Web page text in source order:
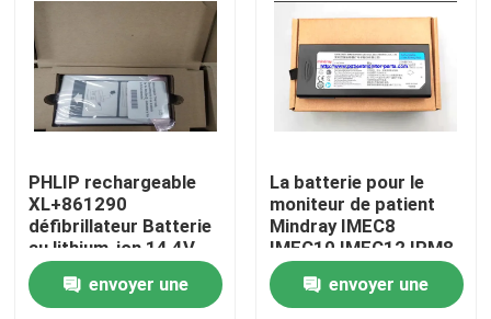
Produits
Vidéos
PHLIP rechargeable
XL+861290
défibrillateur Batterie
au lithium-ion 14,4V
6,75Ah 97Wh
envoyer une
La batterie pour le
moniteur de patient
Mindray IMEC8
IMEC10 IMEC12 IPM8
IPM10 IPM12 REF:
LI13I001Aenvoyer une